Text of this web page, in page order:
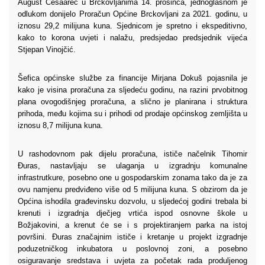
August Cesaarec u Brckovljanima 14. prosinca, jednoglasnom je
odlukom donijelo Proračun Općine Brckovljani za 2021. godinu, u
iznosu 29,2 milijuna kuna. Sjednicom je spretno i ekspeditivno,
kako to korona uvjeti i nalažu, predsjedao predsjednik vijeća
Stjepan Vinojčić.
Šefica općinske službe za financije Mirjana Dokuš pojasnila je
kako je visina proračuna za sljedeću godinu, na razini prvobitnog
plana ovogodišnjeg proračuna, a slično je planirana i struktura
prihoda, među kojima su i prihodi od prodaje općinskog zemljišta u
iznosu 8,7 milijuna kuna.
U rashodovnom pak dijelu proračuna, ističe načelnik Tihomir
Đuras, nastavljaju se ulaganja u izgradnju komunalne
infrastrutkure, posebno one u gospodarskim zonama tako da je za
ovu namjenu predviđeno više od 5 milijuna kuna. S obzirom da je
Općina ishodila građevinsku dozvolu, u sljedećoj godini trebala bi
krenuti i izgradnja dječjeg vrtića ispod osnovne škole u
Božjakovini, a krenut će se i s projektiranjem parka na istoj
površini. Đuras značajnim ističe i kretanje u projekt izgradnje
poduzetničkog inkubatora u poslovnoj zoni, a posebno
osiguravanje sredstava i uvjeta za početak rada produljenog